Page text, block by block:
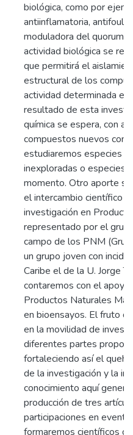
biológica, como por
antiinflamatoria,
moduladora del quorum
actividad biológica se
que permitirá el
estructural de los
actividad determinada
resultado de esta
química se espera, con
compuestos nuevos con
estudiaremos especies
inexploradas o especies
momento. Otro aporte
el intercambio científico
investigación en
representado por el
campo de los PNM
un grupo joven con
Caribe el de la U. Jorge
contaremos con el
Productos Naturales
en bioensayos. El fruto
en la movilidad de
diferentes partes
fortaleciendo así el
de la investigación y la
conocimiento aquí
producción de tres
participaciones en
formaremos científicos